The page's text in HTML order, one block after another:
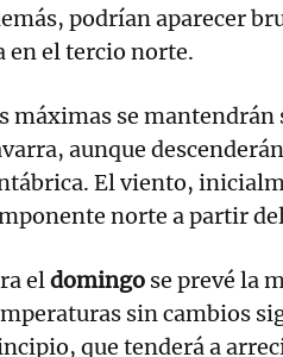
podrían aparecer
en el tercio norte.
máximas se
aunque
El viento,
norte a partir
eldomingo se prevé la
sin cambios
que tenderá a